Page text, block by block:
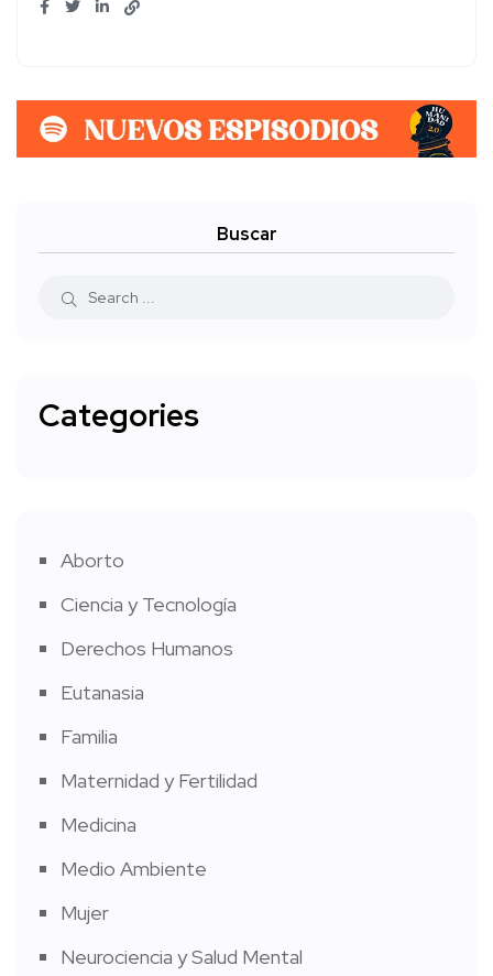
Buscar
Categories
Aborto
Ciencia y Tecnología
Derechos Humanos
Eutanasia
Familia
Maternidad y Fertilidad
Medicina
Medio Ambiente
Mujer
Neurociencia y Salud Mental